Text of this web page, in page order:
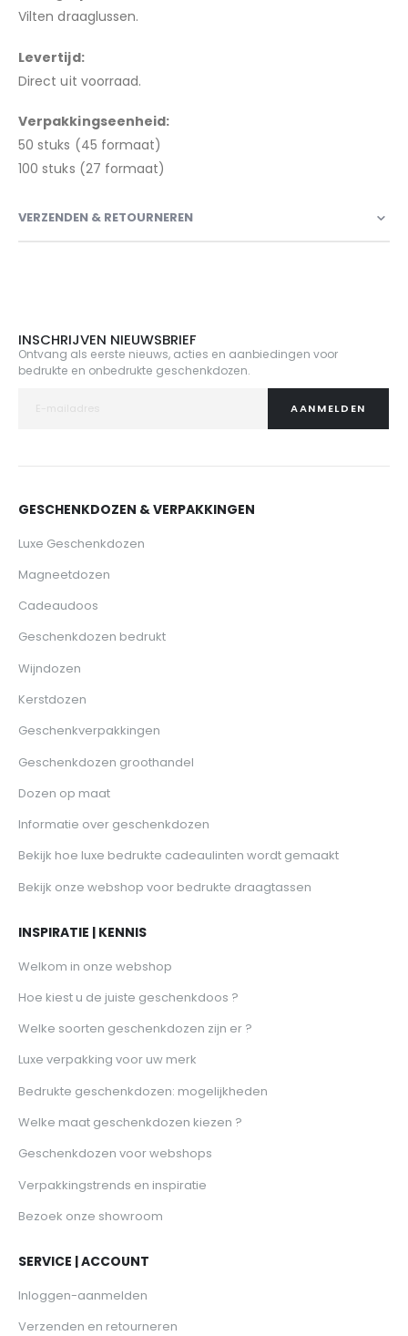
Vilten draaglussen.
Levertijd:
Direct uit voorraad.
Verpakkingseenheid:
50 stuks (45 formaat)
100 stuks (27 formaat)
VERZENDEN & RETOURNEREN
INSCHRIJVEN NIEUWSBRIEF
Ontvang als eerste nieuws, acties en aanbiedingen voor
bedrukte en onbedrukte geschenkdozen.
AANMELDEN
GESCHENKDOZEN & VERPAKKINGEN
Luxe Geschenkdozen
Magneetdozen
Cadeaudoos
Geschenkdozen bedrukt
Wijndozen
Kerstdozen
Geschenkverpakkingen
Geschenkdozen groothandel
Dozen op maat
Informatie over geschenkdozen
Bekijk hoe luxe bedrukte cadeaulinten wordt gemaakt
Bekijk onze webshop voor bedrukte draagtassen
INSPIRATIE | KENNIS
Welkom in onze webshop
Hoe kiest u de juiste geschenkdoos ?
Welke soorten geschenkdozen zijn er ?
Luxe verpakking voor uw merk
Bedrukte geschenkdozen: mogelijkheden
Welke maat geschenkdozen kiezen ?
Geschenkdozen voor webshops
Verpakkingstrends en inspiratie
Bezoek onze showroom
SERVICE | ACCOUNT
Inloggen-aanmelden
Verzenden en retourneren